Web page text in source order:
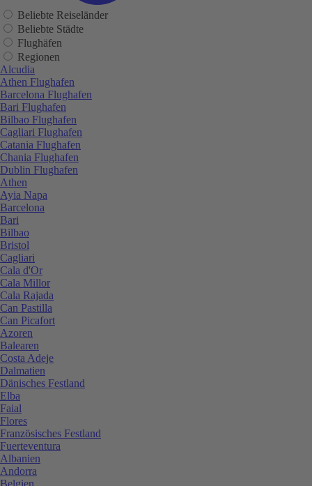
Beliebte Reiseländer
Beliebte Städte
Flughäfen
Regionen
Alcudia
Athen Flughafen
Barcelona Flughafen
Bari Flughafen
Bilbao Flughafen
Cagliari Flughafen
Catania Flughafen
Chania Flughafen
Dublin Flughafen
Athen
Ayia Napa
Barcelona
Bari
Bilbao
Bristol
Cagliari
Cala d'Or
Cala Millor
Cala Rajada
Can Pastilla
Can Picafort
Azoren
Balearen
Costa Adeje
Dalmatien
Dänisches Festland
Elba
Faial
Flores
Französisches Festland
Fuerteventura
Albanien
Andorra
Belgien